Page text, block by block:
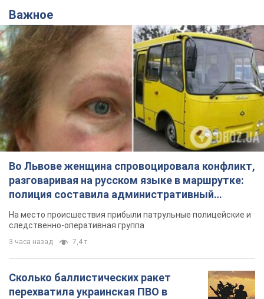
Важное
Во Львове женщина спровоцировала конфликт,
разговаривая на русском языке в маршрутке:
полиция составила административный
протокол. Видео
На место происшествия прибыли патрульные полицейские и
следственно-оперативная группа
3 часа назад 7,4 т.
Сколько баллистических ракет
перехватила украинская ПВО в